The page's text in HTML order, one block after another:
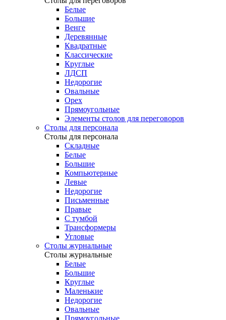
Белые
Большие
Венге
Деревянные
Квадратные
Классические
Круглые
ЛДСП
Недорогие
Овальные
Орех
Прямоугольные
Элементы столов для переговоров
Столы для персонала
Столы для персонала
Cкладные
Белые
Большие
Компьютерные
Левые
Недорогие
Письменные
Правые
С тумбой
Трансформеры
Угловые
Столы журнальные
Столы журнальные
Белые
Большие
Круглые
Маленькие
Недорогие
Овальные
Прямоугольные